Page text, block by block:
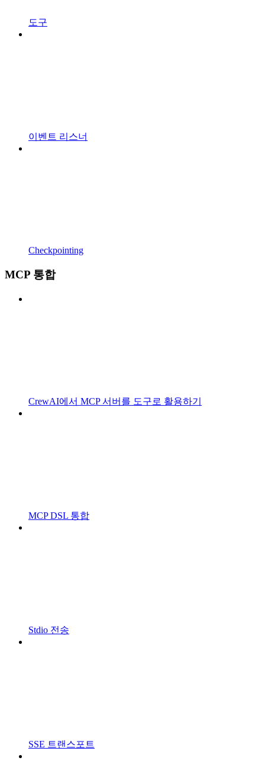
도구
이벤트 리스너
Checkpointing
MCP 통합
CrewAI에서 MCP 서버를 도구로 활용하기
MCP DSL 통합
Stdio 전송
SSE 트랜스포트